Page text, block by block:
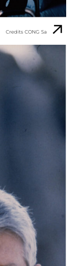
Credits CONG Sa